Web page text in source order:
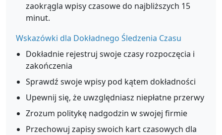
zaokrągla wpisy czasowe do najbliższych 15
minut.
Wskazówki dla Dokładnego Śledzenia Czasu
Dokładnie rejestruj swoje czasy rozpoczęcia i
zakończenia
Sprawdź swoje wpisy pod kątem dokładności
Upewnij się, że uwzględniasz niepłatne przerwy
Zrozum politykę nadgodzin w swojej firmie
Przechowuj zapisy swoich kart czasowych dla